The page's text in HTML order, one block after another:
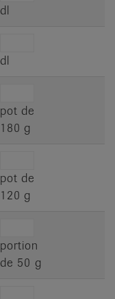
dl
dl
pot de
180 g
pot de
120 g
portion
de 50 g